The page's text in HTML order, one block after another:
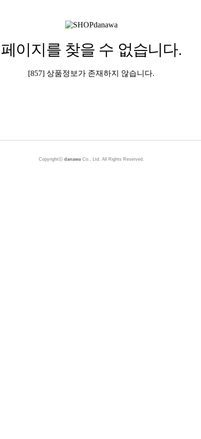
페이지를 찾을 수 없습니다.
[857] 상품정보가 존재하지 않습니다.
Copyrightⓒ danawaCo., Ltd. All Rights Reserved.